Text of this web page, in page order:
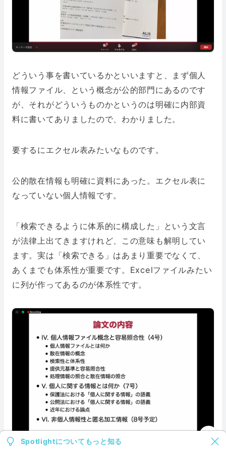
Spotlightについてもっと知る
どういう事を書いているかといいますと、まず個人
情報ファイル、という概念が公的部門にあるのです
が、それがどういうものかというのは明確に内部資
料に書いてありましたので、わかりました。
要するにエクセル表みたいなものです。
公的散在情報も明確に資料にあった。エクセル表に
なっていない個人情報です。
「検索できるように体系的に構成した」という文言
が法律上出てきますけれど、この意味も解明してい
ます。実は「検索できる」はあまり重要でなくて、
あくまでも体系性が重要です。Excelファイルみたい
に列が作ってあるのが体系性です。